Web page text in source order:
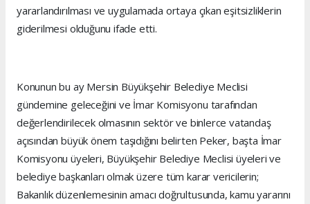
yararlandırılması ve uygulamada ortaya çıkan eşitsizliklerin
giderilmesi olduğunu ifade etti.
Konunun bu ay Mersin Büyükşehir Belediye Meclisi
gündemine geleceğini ve İmar Komisyonu tarafından
değerlendirilecek olmasının sektör ve binlerce vatandaş
açısından büyük önem taşıdığını belirten Peker, başta İmar
Komisyonu üyeleri, Büyükşehir Belediye Meclisi üyeleri ve
belediye başkanları olmak üzere tüm karar vericilerin;
Bakanlık düzenlemesinin amacı doğrultusunda, kamu yararını